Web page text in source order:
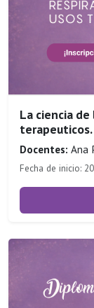
La ciencia de
terapeuticos.
Docentes: Ana
Fecha de inicio: